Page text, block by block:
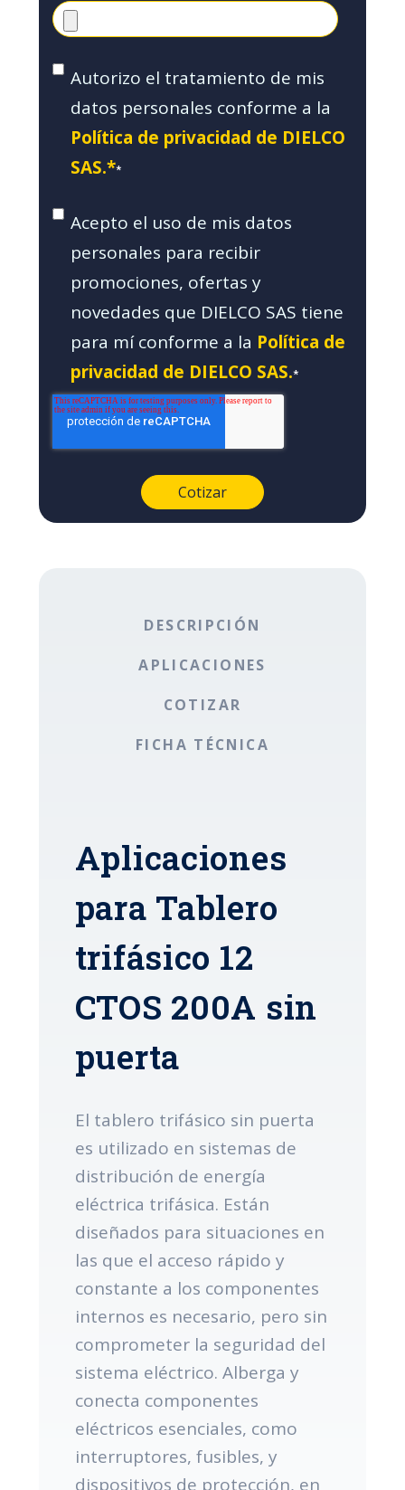
Autorizo el tratamiento de mis
datos personales conforme a la
Política de privacidad de DIELCO
SAS.**
Acepto el uso de mis datos
personales para recibir
promociones, ofertas y
novedades que DIELCO SAS tiene
para mí conforme a la Política de
privacidad de DIELCO SAS.*
DESCRIPCIÓN
APLICACIONES
COTIZAR
FICHA TÉCNICA
Aplicaciones
para Tablero
trifásico 12
CTOS 200A sin
puerta
El tablero trifásico sin puerta
es utilizado en sistemas de
distribución de energía
eléctrica trifásica. Están
diseñados para situaciones en
las que el acceso rápido y
constante a los componentes
internos es necesario, pero sin
comprometer la seguridad del
sistema eléctrico. Alberga y
conecta componentes
eléctricos esenciales, como
interruptores, fusibles, y
dispositivos de protección, en